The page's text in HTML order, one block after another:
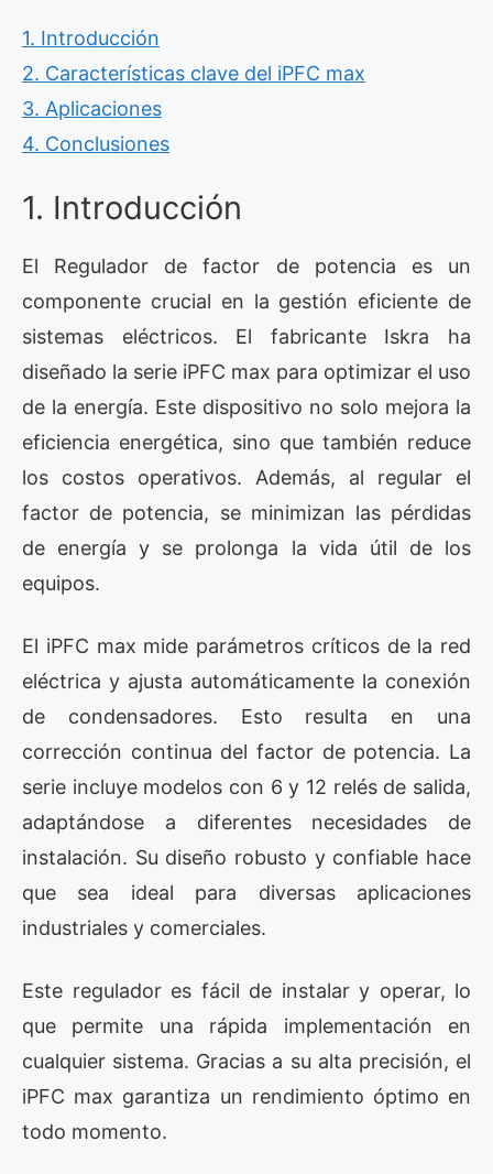
1. Introducción
2. Características clave del iPFC max
3. Aplicaciones
4. Conclusiones
1. Introducción
El Regulador de factor de potencia es un
componente crucial en la gestión eficiente de
sistemas eléctricos. El fabricante Iskra ha
diseñado la serie iPFC max para optimizar el uso
de la energía. Este dispositivo no solo mejora la
eficiencia energética, sino que también reduce
los costos operativos. Además, al regular el
factor de potencia, se minimizan las pérdidas
de energía y se prolonga la vida útil de los
equipos.
El iPFC max mide parámetros críticos de la red
eléctrica y ajusta automáticamente la conexión
de condensadores. Esto resulta en una
corrección continua del factor de potencia. La
serie incluye modelos con 6 y 12 relés de salida,
adaptándose a diferentes necesidades de
instalación. Su diseño robusto y confiable hace
que sea ideal para diversas aplicaciones
industriales y comerciales.
Este regulador es fácil de instalar y operar, lo
que permite una rápida implementación en
cualquier sistema. Gracias a su alta precisión, el
iPFC max garantiza un rendimiento óptimo en
todo momento.